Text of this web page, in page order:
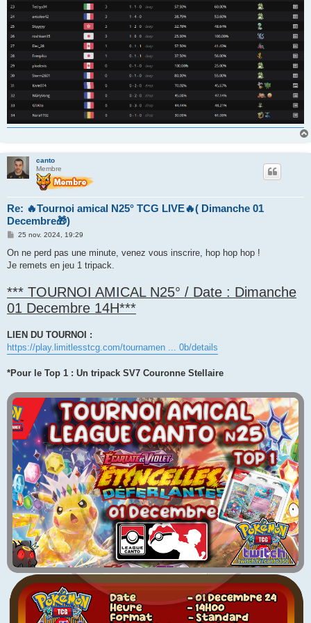
canto
Membre
Re: 🔥Tournoi amical N25° TCG LIVE🔥( Dimanche 01
Decembre🎁)
M
s
a
25 nov. 2024, 19:29
On ne perd pas une minute, venez vous inscrire, hop hop hop !
Je remets en jeu 1 tripack.
*** TOURNOI AMICAL N25° / Date : Dimanche
01 Decembre 14H***
LIEN DU TOURNOI :
https://play.limitlesstcg.com/tournamen ... 0b/details
*Pour le Top 1 : Un tripack SV7 Couronne Stellaire